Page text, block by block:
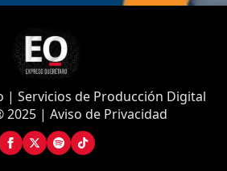
| Servicios de Producción Digital
2025 | Aviso de Privacidad